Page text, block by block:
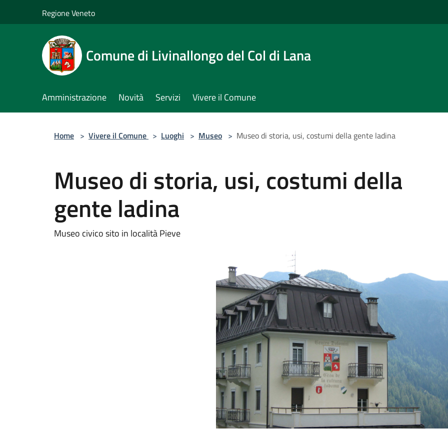
Regione Veneto
Comune di Livinallongo del Col di Lana
Amministrazione Novità Servizi Vivere il Comune
Home > Vivere il Comune > Luoghi > Museo > Museo di storia, usi, costumi della gente ladina
Museo di storia, usi, costumi della
gente ladina
Museo civico sito in località Pieve